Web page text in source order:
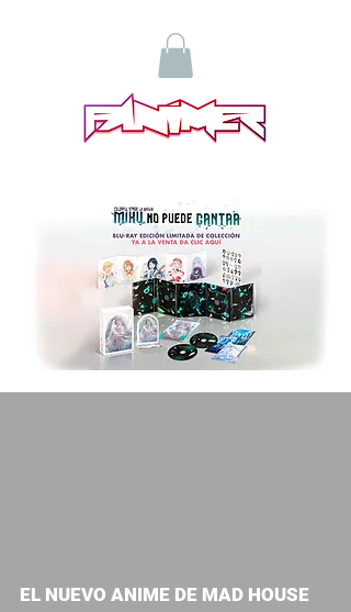
EL NUEVO ANIME DE MAD HOUSE